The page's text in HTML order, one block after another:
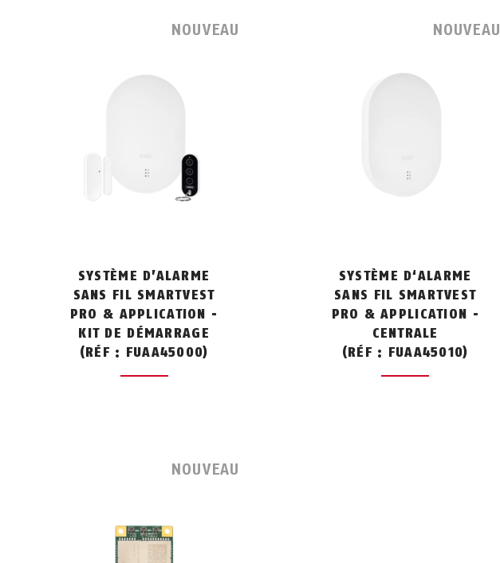
SYSTÈME D’ALARME
SANS FIL SMARTVEST
PRO & APPLICATION -
KIT DE DÉMARRAGE
(RÉF : FUAA45000)
NOUVEAU
SYSTÈME D‘ALARME
SANS FIL SMARTVEST
PRO & APPLICATION -
CENTRALE
(RÉF : FUAA45010)
NOUVEAU
NOUVEAU